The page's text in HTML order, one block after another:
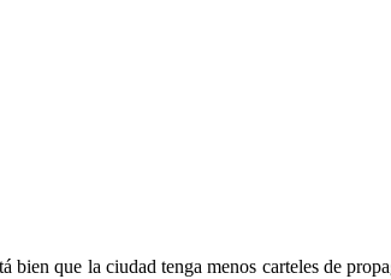
bien que la ciudad tenga menos carteles de